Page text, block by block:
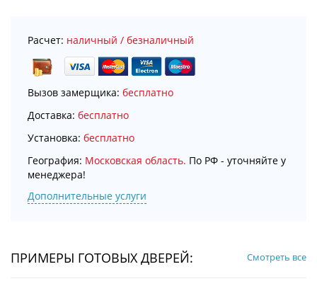
Расчет: наличный / безналичный
Вызов замерщика: бесплатно
Доставка: бесплатно
Установка: бесплатно
География: Московская область. По РФ - уточняйте у
менеджера!
Дополнительные услуги
ПРИМЕРЫ ГОТОВЫХ ДВЕРЕЙ: Смотреть все